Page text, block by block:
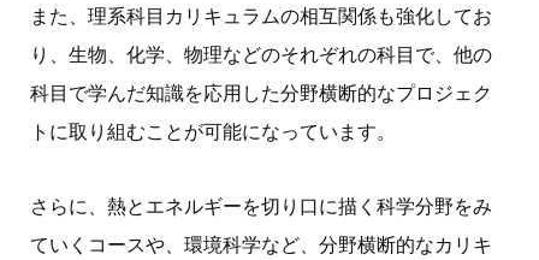
また、理系科目カリキュラムの相互関係も強化してお
り、生物、化学、物理などのそれぞれの科目で、他の
科目で学んだ知識を応用した分野横断的なプロジェク
トに取り組むことが可能になっています。
さらに、熱とエネルギーを切り口に描く科学分野をみ
ていくコースや、環境科学など、分野横断的なカリキ